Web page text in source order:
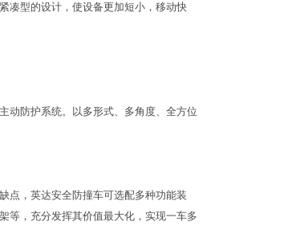
凑型的设计，使设备更加短小，移动快
动防护系统。以多形式、多角度、全方位
点，英达安全防撞车可选配多种功能装
等，充分发挥其价值最大化，实现一车多